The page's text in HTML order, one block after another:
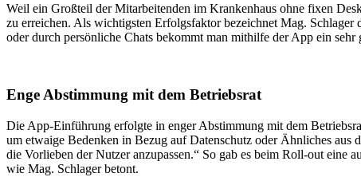
Weil ein Großteil der Mitarbeitenden im Krankenhaus ohne fixen
zu erreichen. Als wichtigsten Erfolgsfaktor bezeichnet Mag.
oder durch persönliche Chats bekommt man mithilfe der App ein
Enge Abstimmung mit dem Betriebsrat
Die App-Einführung erfolgte in enger Abstimmung mit dem
um etwaige Bedenken in Bezug auf Datenschutz oder Ähnliches aus
die Vorlieben der Nutzer anzupassen.“ So gab es beim Roll-out eine
wie Mag. Schlager betont.